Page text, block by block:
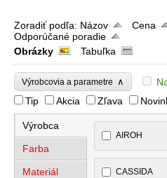
Zoradiť podľa: Názov Cena
Odporúčané poradie
Obrázky
Tabuľka
Výrobcovia a parametre ∧
Tip
Akcia Zľava
Výrobca
Farba
Materiál
AIROH
CASSIDA